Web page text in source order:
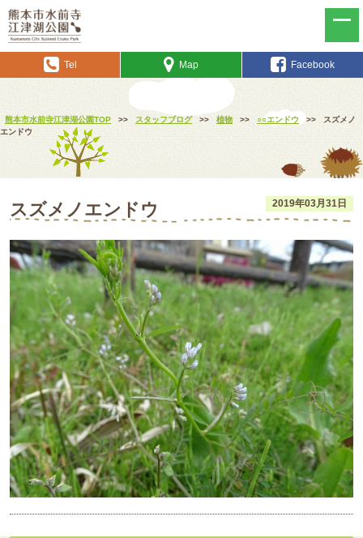
Tel Map Facebook
熊本市水前寺江津湖公園TOP >> スタッフブログ >> 植物 >> ○○エンドウ >>
スズメノ
エンドウ
2019年03月31日
スズメノエンドウ